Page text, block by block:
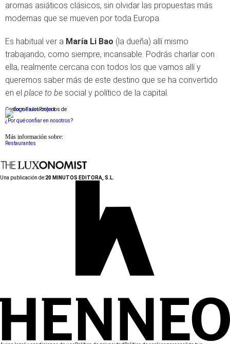
aromas asiáticos clásicos, sin olvidar las propuestas más
modernas que se mueven por toda Europa.
Es habitual ver a María Li Bao (la dueña) allí mismo
trabajando, como siempre, incansable. Podrás charlar con
ella, realmente cercana con todos los que vamos allí y
queremos saber más de este destino que se ha convertido
en el place to be social y político de la capital.
Conforme a los criterios de
¿Por qué confiar en nosotros?
Más información sobre:
Restaurantes
Una publicación de:20 MINUTOS EDITORA, S.L.